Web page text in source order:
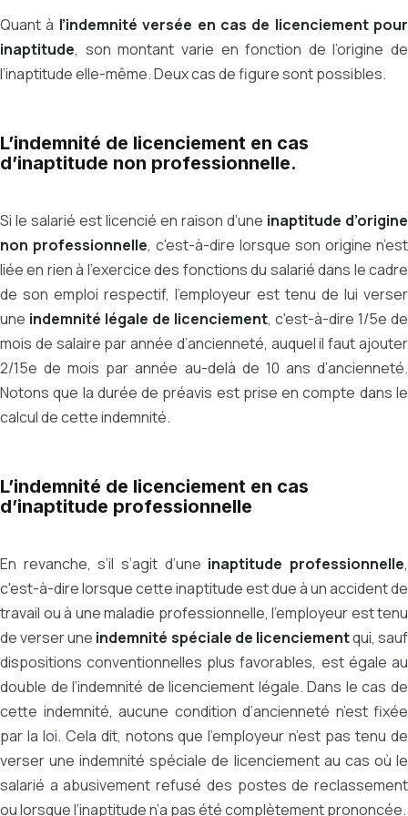
Quant à l’indemnité versée en cas de licenciement pour
inaptitude, son montant varie en fonction de l’origine de
l’inaptitude elle-même. Deux cas de figure sont possibles.
L’indemnité de licenciement en cas
d’inaptitude non professionnelle.
Si le salarié est licencié en raison d’une inaptitude d’origine
non professionnelle, c'est-à-dire lorsque son origine n’est
liée en rien à l’exercice des fonctions du salarié dans le cadre
de son emploi respectif, l’employeur est tenu de lui verser
une indemnité légale de licenciement, c'est-à-dire 1/5e de
mois de salaire par année d’ancienneté, auquel il faut ajouter
2/15e de mois par année au-delà de 10 ans d’ancienneté.
Notons que la durée de préavis est prise en compte dans le
calcul de cette indemnité.
L’indemnité de licenciement en cas
d’inaptitude professionnelle
En revanche, s’il s’agit d’une inaptitude professionnelle,
c'est-à-dire lorsque cette inaptitude est due à un accident de
travail ou à une maladie professionnelle, l’employeur est tenu
de verser une indemnité spéciale de licenciementqui, sauf
dispositions conventionnelles plus favorables, est égale au
double de l’indemnité de licenciement légale. Dans le cas de
cette indemnité, aucune condition d’ancienneté n’est fixée
par la loi. Cela dit, notons que l’employeur n’est pas tenu de
verser une indemnité spéciale de licenciement au cas où le
salarié a abusivement refusé des postes de reclassement
ou lorsque l’inaptitude n’a pas été complètement prononcée.